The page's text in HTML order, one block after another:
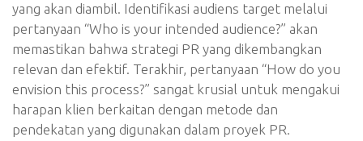
yang akan diambil. Identifikasi audiens target melalui
pertanyaan “Who is your intended audience?” akan
memastikan bahwa strategi PR yang dikembangkan
relevan dan efektif. Terakhir, pertanyaan “How do you
envision this process?” sangat krusial untuk mengakui
harapan klien berkaitan dengan metode dan
pendekatan yang digunakan dalam proyek PR.